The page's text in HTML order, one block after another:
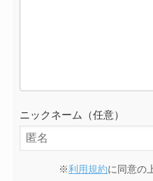
ニックネーム（任意）
※利用規約に同意の